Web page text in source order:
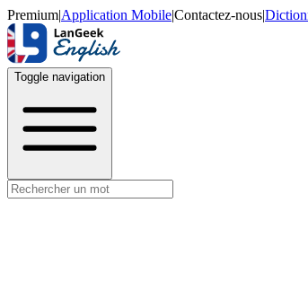
Premium|Application Mobile|Contactez-nous|
Toggle navigation